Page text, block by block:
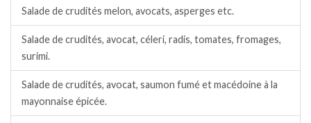
Salade de crudités melon, avocats, asperges etc.
Salade de crudités, avocat, céleri, radis, tomates, fromages,
surimi.
Salade de crudités, avocat, saumon fumé et macédoine à la
mayonnaise épicée.